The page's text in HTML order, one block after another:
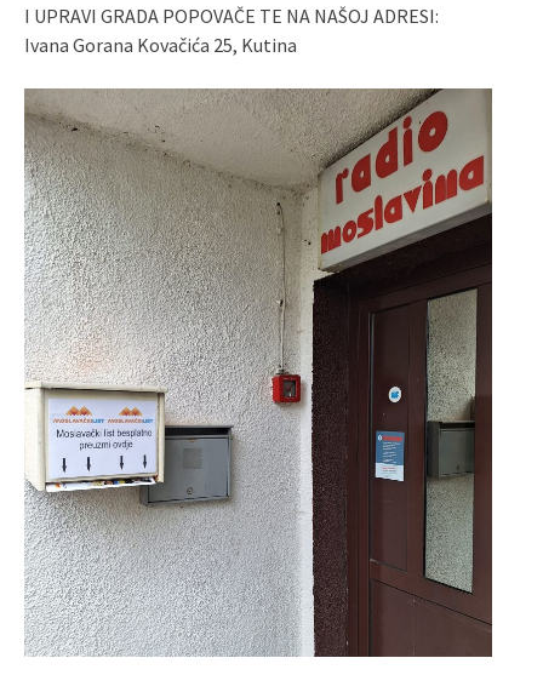
I UPRAVI GRADA POPOVAČE TE NA NAŠOJ ADRESI:
Ivana Gorana Kovačića 25, Kutina